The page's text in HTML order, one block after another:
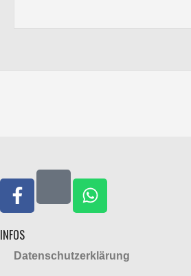
INFOS
Datenschutzerklärung